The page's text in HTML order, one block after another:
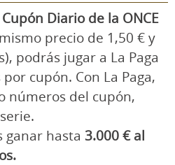
Cupón Diario de la ONCE
precio de 1,50 € y
podrás jugar a La Paga
cupón. Con La Paga,
números del cupón,
ganar hasta 3.000 € al